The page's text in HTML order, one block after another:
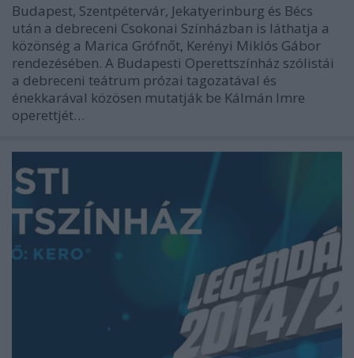
Budapest, Szentpétervár, Jekatyerinburg és Bécs
után a debreceni Csokonai Színházban is láthatja a
közönség a Marica Grófnőt, Kerényi Miklós Gábor
rendezésében. A Budapesti Operettszínház szólistái
a debreceni teátrum prózai tagozatával és
énekkarával közösen mutatják be Kálmán Imre
operettjét…